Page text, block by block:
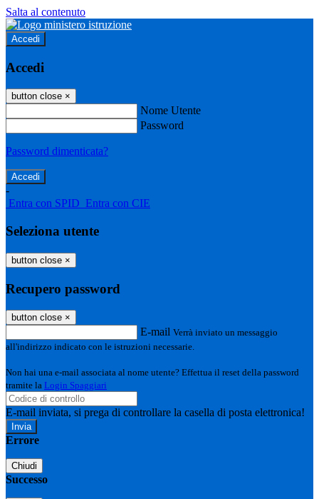
Salta al contenuto
Accedi
Accedi
button close ×
Nome Utente
Password
Password dimenticata?
-
Entra con SPID Entra con CIE
Seleziona utente
button close ×
Recupero password
button close ×
E-mail Verrà inviato un messaggio
all'indirizzo indicato con le istruzioni necessarie.
Non hai una e-mail associata al nome utente? Effettua il reset della password
tramite la Login Spaggiari
E-mail inviata, si prega di controllare la casella di posta elettronica!
Errore
Chiudi
Successo